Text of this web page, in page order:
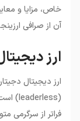
خاص، مزایا و
آن از صرافی
ارز
ارز دیجیتال
(leaderless)
فراتر از سرگرمی